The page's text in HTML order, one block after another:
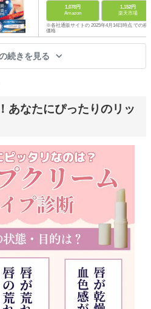
1,078円
Amazon
1,152円
楽天市場
※各社通販サイトの 2025年4月14日時点 での税
価格
続きを見る
あなたにぴったりのリッ